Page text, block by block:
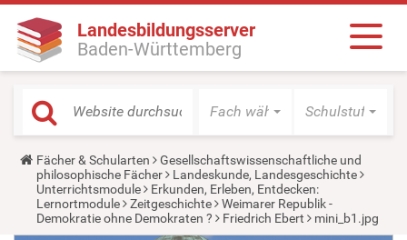
Landesbildungsserver
Baden-Württemberg
Fach wählen Schulstufe
Y
o
u
a
r
e
Fächer & Schularten
Gesellschaftswissenschaftliche und
philosophische Fächer
Landeskunde, Landesgeschichte
Unterrichtsmodule
Erkunden, Erleben, Entdecken:
Lernortmodule
Zeitgeschichte
Weimarer Republik -
Demokratie ohne Demokraten ?
Friedrich Ebert mini_b1.jpg